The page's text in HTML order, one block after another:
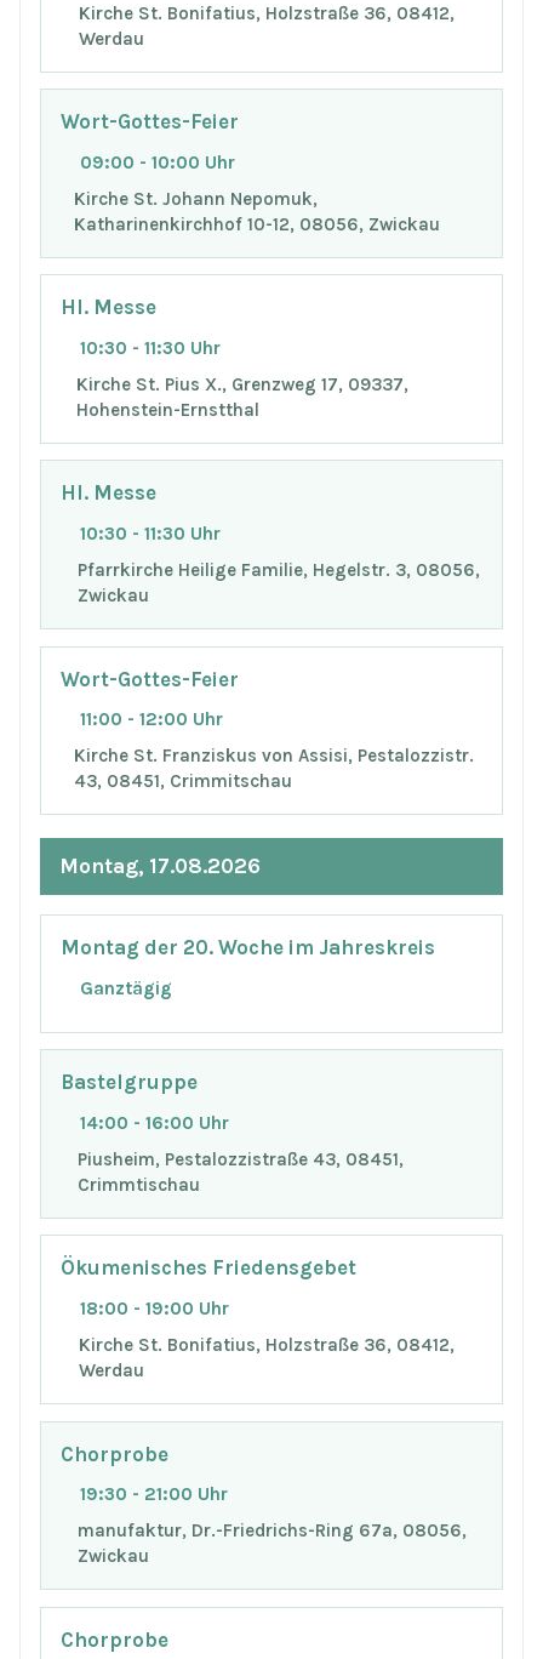
Kirche St. Bonifatius, Holzstraße 36, 08412,
Werdau
Wort-Gottes-Feier
09:00 - 10:00 Uhr
Kirche St. Johann Nepomuk,
Katharinenkirchhof 10-12, 08056, Zwickau
Hl. Messe
10:30 - 11:30 Uhr
Kirche St. Pius X., Grenzweg 17, 09337,
Hohenstein-Ernstthal
Hl. Messe
10:30 - 11:30 Uhr
Pfarrkirche Heilige Familie, Hegelstr. 3, 08056,
Zwickau
Wort-Gottes-Feier
11:00 - 12:00 Uhr
Kirche St. Franziskus von Assisi, Pestalozzistr.
43, 08451, Crimmitschau
Montag, 17.08.2026
Montag der 20. Woche im Jahreskreis
Ganztägig
Bastelgruppe
14:00 - 16:00 Uhr
Piusheim, Pestalozzistraße 43, 08451,
Crimmtischau
Ökumenisches Friedensgebet
18:00 - 19:00 Uhr
Kirche St. Bonifatius, Holzstraße 36, 08412,
Werdau
Chorprobe
19:30 - 21:00 Uhr
manufaktur, Dr.-Friedrichs-Ring 67a, 08056,
Zwickau
Chorprobe